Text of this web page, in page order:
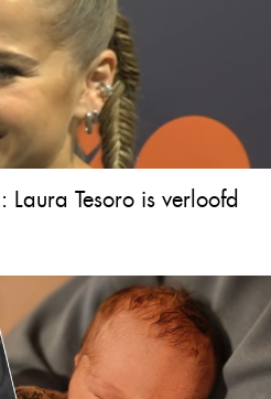
Tesoro is verloofd